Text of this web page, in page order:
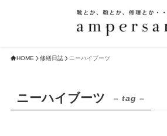
HOME 修繕日誌 ニーハイブーツ
ニーハイブーツ – tag –